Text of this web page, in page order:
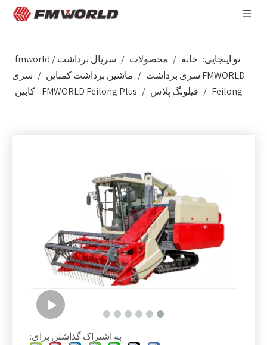
تو اینجایی: خانه / محصولات / سریال برداشت fmworld/
FMWORLD سری برداشت
/ ماشین برداشت کمباین / سری
Feilong
/ فیلونگ پلاس / FMWORLD Feilong Plus - کابین
به اشتراک گذاشتن برای: